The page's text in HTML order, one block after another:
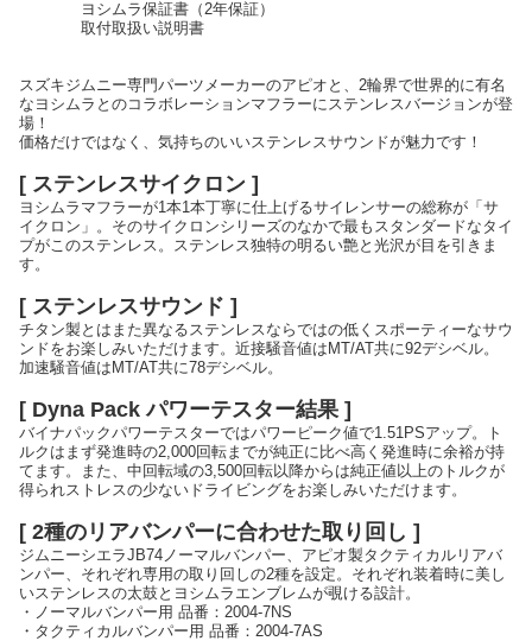
ヨシムラ保証書（2年保証）
取付取扱い説明書
スズキジムニー専門パーツメーカーのアピオと、2輪界で世界的に有名
なヨシムラとのコラボレーションマフラーにステンレスバージョンが登
場！
価格だけではなく、気持ちのいいステンレスサウンドが魅力です！
[ ステンレスサイクロン ]
ヨシムラマフラーが1本1本丁寧に仕上げるサイレンサーの総称が「サ
イクロン」。そのサイクロンシリーズのなかで最もスタンダードなタイ
プがこのステンレス。ステンレス独特の明るい艶と光沢が目を引きま
す。
[ ステンレスサウンド ]
チタン製とはまた異なるステンレスならではの低くスポーティーなサウ
ンドをお楽しみいただけます。近接騒音値はMT/AT共に92デシベル。
加速騒音値はMT/AT共に78デシベル。
[ Dyna Pack パワーテスター結果 ]
バイナパックパワーテスターではパワーピーク値で1.51PSアップ。ト
ルクはまず発進時の2,000回転までが純正に比べ高く発進時に余裕が持
てます。また、中回転域の3,500回転以降からは純正値以上のトルクが
得られストレスの少ないドライビングをお楽しみいただけます。
[ 2種のリアバンパーに合わせた取り回し ]
ジムニーシエラJB74ノーマルバンパー、アピオ製タクティカルリアバ
ンパー、それぞれ専用の取り回しの2種を設定。それぞれ装着時に美し
いステンレスの太鼓とヨシムラエンブレムが覗ける設計。
・ノーマルバンパー用 品番：2004-7NS
・タクティカルバンパー用 品番：2004-7AS